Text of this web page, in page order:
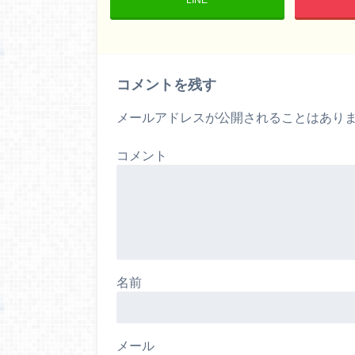
コメントを残す
メールアドレスが公開されることはあり
コメント
名前
メール